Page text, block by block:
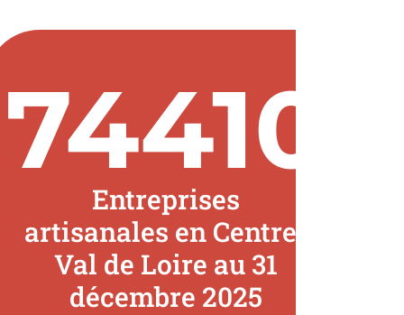
74410
Entreprises
artisanales en Centre-
Val de Loire au 31
décembre 2025